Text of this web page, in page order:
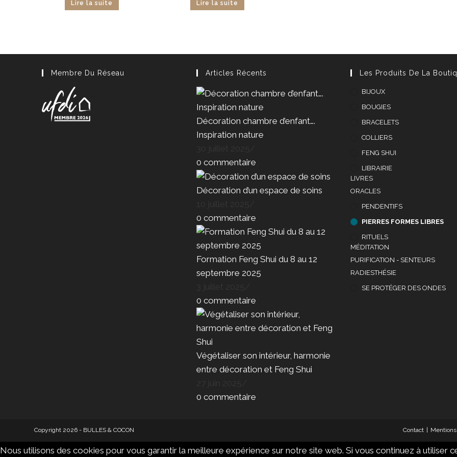
Lire la suite Lire la suite
Membre Du Réseau Articles Récents
Décoration chambre d’enfant….
Inspiration nature
0 commentaire
Décoration d’un espace de soins
0 commentaire
Formation Feng Shui du 8 au 12
septembre 2025
0 commentaire
Végétaliser son intérieur, harmonie
entre décoration et Feng Shui
0 commentaire
Les Produits De La
BIJOUX
BOUGIES
BRACELETS
COLLIERS
FENG SHUI
LIBRAIRIE
LIVRES
ORACLES
PENDENTIFS
PIERRES FORMES LIBRES
RITUELS
MÉDITATION
PURIFICATION - SENTEURS
RADIESTHÉSIE
SE PROTÉGER DES ONDES
Contact
Copyright 2026 - BULLES & COCON
Nous utilisons des cookies pour vous garantir la meilleure expérience sur notre site web. Si vous continuez à utiliser